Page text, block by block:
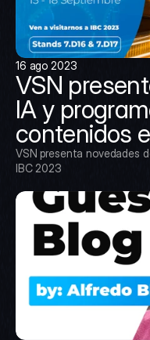
16 ago 2023
VSN
IA y
contenidos
VSN presenta novedades
IBC 2023